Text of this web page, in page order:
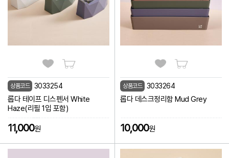
상품코드 3033254
롭다 테이프 디스펜서 White
Haze(리필 1입 포함)
11,000원
상품코드 3033264
롭다 데스크정리함 Mud Grey
10,000원